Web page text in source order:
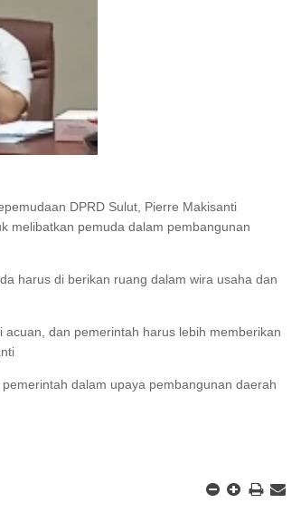
NEMBO
DPRD Sulut, Pierre Makisanti
melibatkan pemuda dalam pembangunan
harus di berikan ruang dalam wira usaha dan
acuan, dan pemerintah harus lebih memberikan
dalam upaya pembangunan daerah
DENGAN ORANG TUA MURID BERAKHIR DAMAI